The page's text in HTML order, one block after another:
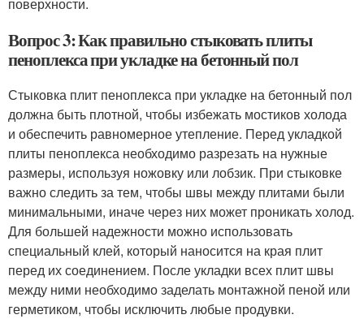
Вопрос 3: Как правильно стыковать плиты
пеноплекса при укладке на бетонный пол
Стыковка плит пеноплекса при укладке на бетонный пол
должна быть плотной, чтобы избежать мостиков холода
и обеспечить равномерное утепление. Перед укладкой
плиты пеноплекса необходимо разрезать на нужные
размеры, используя ножовку или лобзик. При стыковке
важно следить за тем, чтобы швы между плитами были
минимальными, иначе через них может проникать холод.
Для большей надежности можно использовать
специальный клей, который наносится на края плит
перед их соединением. После укладки всех плит швы
между ними необходимо заделать монтажной пеной или
герметиком, чтобы исключить любые продувки.